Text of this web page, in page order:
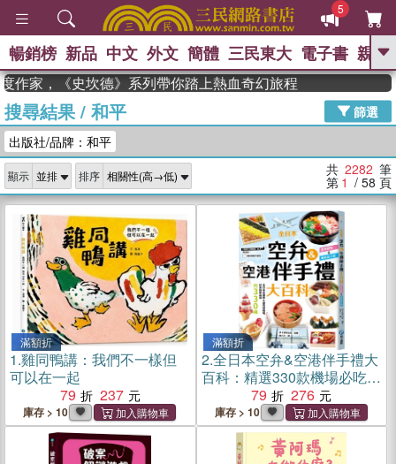
5
GO
The Odyssey 、
父親節 、 如果歷史是一群喵 、 暑期
念華 、 台灣的李登輝時代 、 數學女
孩：黎曼猜想
偉大的迷走神經
暢銷榜 新品 中文 外文 簡體 三民東大 電子書 親子
《史坎德》系列帶你踏上熱血奇幻旅程
搜尋結果/ 和平
篩選
出版社/品牌：和平
顯示 排序 共 2282 筆
第 1 / 58 頁
滿額折
1.雞同鴨講：我們不一樣但
可以在一起
79
237
庫存 > 10
滿額折
2.全日本空弁&空港伴手禮大
百科：精選330款機場必吃美
食、必買伴手禮，吃好買滿
不漏勾！
79 276
庫存 > 10